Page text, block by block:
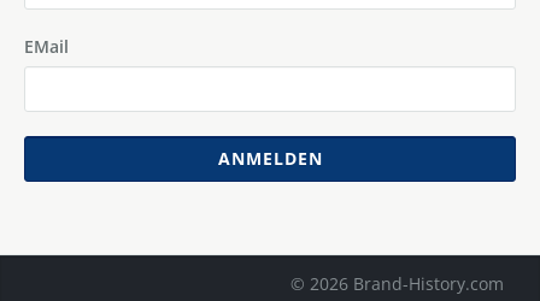
EMail
ANMELDEN
© 2026 Brand-History.com